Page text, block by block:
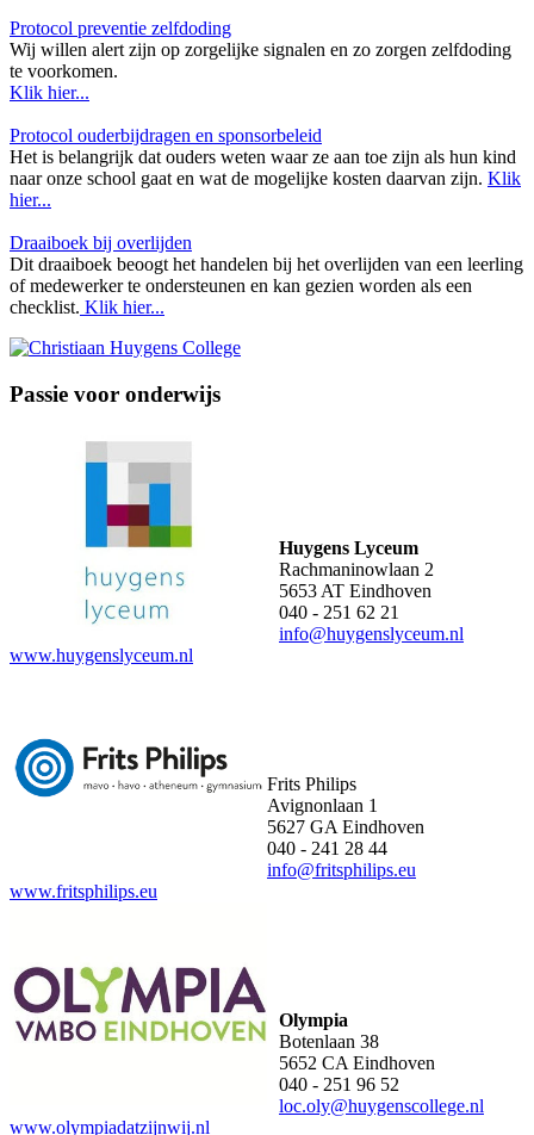
Protocol preventie zelfdoding
Wij willen alert zijn op zorgelijke signalen en zo zorgen zelfdoding
te voorkomen.
Klik hier...
Protocol ouderbijdragen en sponsorbeleid
Het is belangrijk dat ouders weten waar ze aan toe zijn als hun kind
naar onze school gaat en wat de mogelijke kosten daarvan zijn. Klik
hier...
Draaiboek bij overlijden
Dit draaiboek beoogt het handelen bij het overlijden van een leerling
of medewerker te ondersteunen en kan gezien worden als een
checklist. Klik hier...
Passie voor onderwijs
Huygens Lyceum
Rachmaninowlaan 2
5653 AT Eindhoven
040 - 251 62 21
info@huygenslyceum.nl
www.huygenslyceum.nl
Frits Philips
Avignonlaan 1
5627 GA Eindhoven
040 - 241 28 44
info@fritsphilips.eu
www.fritsphilips.eu
Olympia
Botenlaan 38
5652 CA Eindhoven
040 - 251 96 52
loc.oly@huygenscollege.nl
www.olympiadatzijnwij.nl